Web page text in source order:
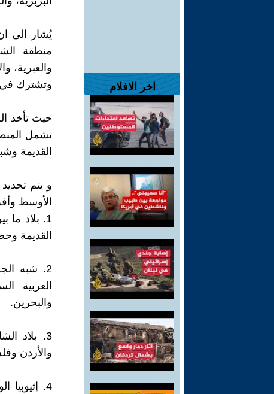
اخر الافلام
يُشار الى
منطقة
والعبرية،
وتشترك في
حيث تأخذ
تشمل
القديمة
و يتم
الأوسط
1. بلاد
القديمة
2. شبه
العربية
والبحرين.
3. بلاد
والأردن
4.